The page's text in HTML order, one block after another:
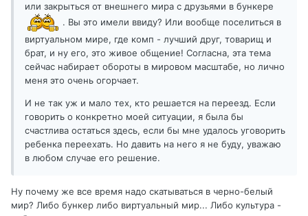
или закрыться от внешнего мира с друзьями в бункере
. Вы это имели ввиду? Или вообще поселиться в
виртуальном мире, где комп - лучший друг, товарищ и
брат, и ну его, это живое общение! Согласна, эта тема
сейчас набирает обороты в мировом масштабе, но лично
меня это очень огорчает.
И не так уж и мало тех, кто решается на переезд. Если
говорить о конкретно моей ситуации, я была бы
счастлива остаться здесь, если бы мне удалось уговорить
ребенка переехать. Но давить на него я не буду, уважаю
в любом случае его решение.
Ну почему же все время надо скатываться в черно-белый
мир? Либо бункер либо виртуальный мир... Либо культура -